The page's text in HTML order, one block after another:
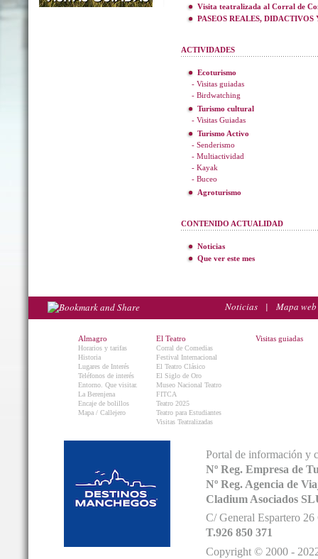
Visita teatralizada al Corral de
PASEOS REALES,
ACTIVIDADES
Ecoturismo
- Visitas guiadas
- Birdwatching
Turismo cultural
- Visitas Guiadas
Turismo Activo
- Senderismo
- Multiactividad
- Kayak
- Buceo
Agroturismo
CONTENIDO ACTUALIDAD
Noticias
Que ver este mes
Noticias | Mapa web
Almagro
Horarios y tarifas
Historia
Lugares de Interés
Teléfonos de interés
Entorno. Que visitar.
La Berenjena
Encaje de bolillos
Mapa / Callejero
El Teatro
Corral de Comedias
Festival Internacional
El Teatro Clásico
El Siglo de Oro
Museo Nacional Teatro
FITCA
Teatro 2025
Teatro para Estudiantes
Visitas Teatralizadas
Visitas guiadas
Portal de información y
Nº Reg. Empresa de
Nº Reg. Agencia de
Cladium Asociados
C/ General Espartero
T.926 850 371
Copyright © 2000 -